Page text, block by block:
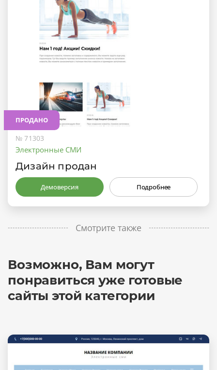
ПРОДАНО
№ 71303
Электронные СМИ
Дизайн продан
Демоверсия Подробнее
Смотрите также
Возможно, Вам могут
понравиться уже готовые
сайты этой категории